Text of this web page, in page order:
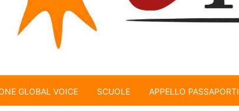
GLOBAL VOICE SCUOLE APPELLO PASSAPORTI